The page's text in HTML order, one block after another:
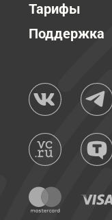
Тарифы
Поддержка